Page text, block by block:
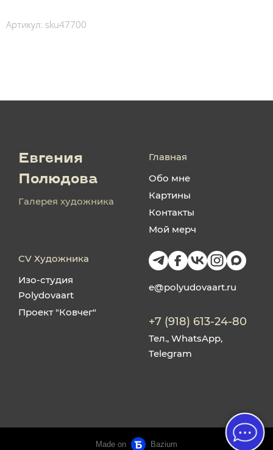
Артикул: sku47700
Евгения
Полюдова
Галерея художника
Главная
Обо мне
Картины
Контакты
Мой мерч
CV Художника
Изо-студия
Polydovaart
Проект "Ковчег"
e@polyudovaart.ru
+7 (918) 613-24-80
Тел., WhatsApp,
Telegram
Made on Bazium